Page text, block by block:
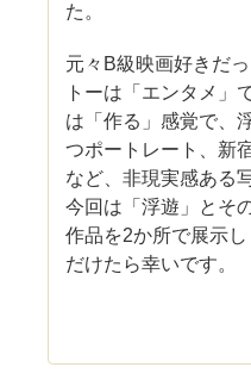
た。
元々B級映画好きだ
トーは「エンタメ」
は「作る」感覚で、
つポートレート、新
など、非現実感ある
今回は「浮遊」とそ
作品を2か所で展示
だけたら幸いです。